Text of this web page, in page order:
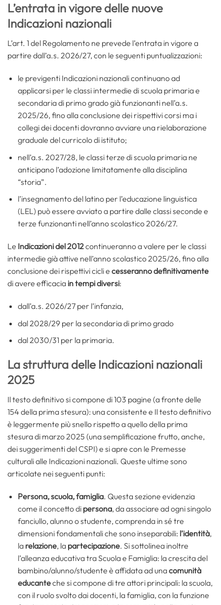
L’entrata in vigore delle nuove
Indicazioni nazionali
L’art. 1 del Regolamento ne prevede l’entrata in vigore a
partire dall’a.s. 2026/27, con le seguenti puntualizzazioni:
le previgenti Indicazioni nazionali continuano ad
applicarsi per le classi intermedie di scuola primaria e
secondaria di primo grado già funzionanti nell’a.s.
2025/26, fino alla conclusione dei rispettivi corsi ma i
collegi dei docenti dovranno avviare una rielaborazione
graduale del curricolo di istituto;
nell’a.s. 2027/28, le classi terze di scuola primaria ne
anticipano l’adozione limitatamente alla disciplina
“storia”.
l’insegnamento del latino per l’educazione linguistica
(LEL) può essere avviato a partire dalle classi seconde e
terze funzionanti nell’anno scolastico 2026/27.
Le Indicazioni del 2012continueranno a valere per le classi
intermedie già attive nell’anno scolastico 2025/26, fino alla
conclusione dei rispettivi cicli e cesseranno definitivamente
di avere efficacia in tempi diversi:
dall’a.s. 2026/27 per l’infanzia,
dal 2028/29 per la secondaria di primo grado
dal 2030/31 per la primaria.
La struttura delle Indicazioni nazionali
2025
Il testo definitivo si compone di 103 pagine (a fronte delle
154 della prima stesura): una consistente e Il testo definitivo
è leggermente più snello rispetto a quello della prima
stesura di marzo 2025 (una semplificazione frutto, anche,
dei suggerimenti del CSPI) e si apre con le Premesse
culturali alle Indicazioni nazionali. Queste ultime sono
articolate nei seguenti punti:
Persona, scuola, famiglia. Questa sezione evidenzia
come il concetto di persona, da associare ad ogni singolo
fanciullo, alunno o studente, comprenda in sé tre
dimensioni fondamentali che sono inseparabili: l’identità,
la relazione, la partecipazione. Si sottolinea inoltre
l’alleanza educativa tra Scuola e Famiglia: la crescita del
bambino/alunno/studente è affidata ad unacomunità
educanteche si compone di tre attori principali: la scuola,
con il ruolo svolto dai docenti, la famiglia, con la funzione